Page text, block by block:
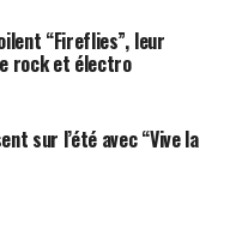
“Fireflies”, leur
rock et électro
sur l’été avec “Vive la